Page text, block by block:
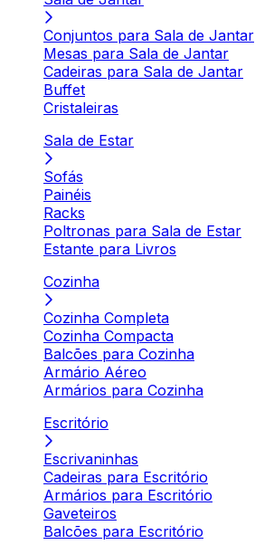
Conjuntos para Sala de Jantar
Mesas para Sala de Jantar
Cadeiras para Sala de Jantar
Buffet
Cristaleiras
Sala de Estar
Sofás
Painéis
Racks
Poltronas para Sala de Estar
Estante para Livros
Cozinha
Cozinha Completa
Cozinha Compacta
Balcões para Cozinha
Armário Aéreo
Armários para Cozinha
Escritório
Escrivaninhas
Cadeiras para Escritório
Armários para Escritório
Gaveteiros
Balcões para Escritório